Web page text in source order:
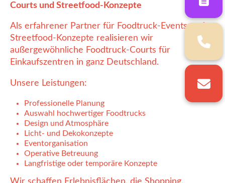
Courts und Streetfood-Konzepte
Als erfahrener Partner für Foodtruck-Events und
Streetfood-Konzepte realisieren wir
außergewöhnliche Foodtruck-Courts für
Einkaufszentren in ganz Deutschland.
Unsere Leistungen:
Professionelle Planung
Auswahl hochwertiger Foodtrucks
Design und Atmosphäre
Licht- und Dekokonzepte
Eventorganisation
Operative Betreuung
Langfristige oder temporäre Konzepte